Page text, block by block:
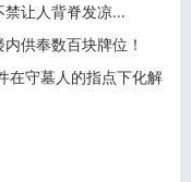
让人背脊发凉...
供奉数百块牌位！
在守墓人的指点下化解